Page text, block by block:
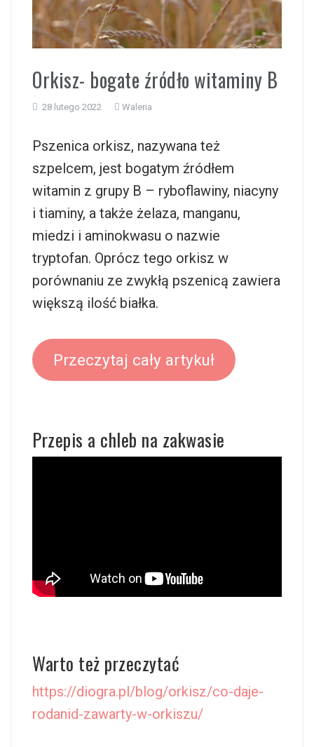
Orkisz- bogate źródło witaminy B
28 lutego 2022 Waleria
Pszenica orkisz, nazywana też
szpelcem, jest bogatym źródłem
witamin z grupy B – ryboflawiny, niacyny
i tiaminy, a także żelaza, manganu,
miedzi i aminokwasu o nazwie
tryptofan. Oprócz tego orkisz w
porównaniu ze zwykłą pszenicą zawiera
większą ilość białka.
Przeczytaj cały artykuł
Przepis a chleb na zakwasie
Warto też przeczytać
https://diogra.pl/blog/orkisz/co-daje-
rodanid-zawarty-w-orkiszu/